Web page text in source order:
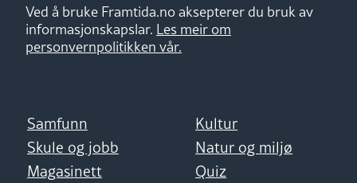
Ved å bruke Framtida.no aksepterer du bruk av
informasjonskapslar. Les meir om
personvernpolitikken vår.
Samfunn
Kultur
Skule og jobb
Natur og miljø
Magasinett
Quiz